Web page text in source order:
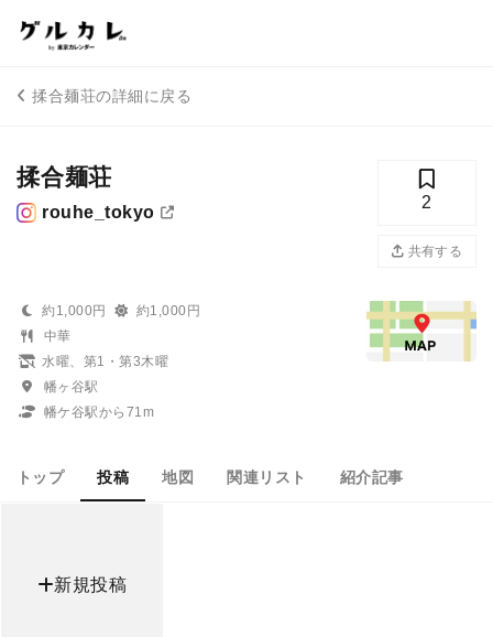
揉合麺荘の詳細に戻る
揉合麺荘
rouhe_tokyo
2
共有する
約1,000円
約1,000円
中華
水曜、第1・第3木曜
幡ヶ谷駅
幡ケ谷駅から71m
トップ 投稿 地図 関連リスト 紹介記事
新規投稿